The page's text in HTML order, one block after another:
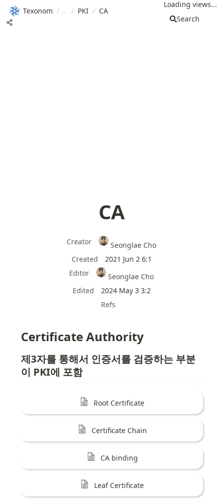
Texonom / / PKI / CA
Loading views...
Search
CA
Creator
Seonglae Cho
Created
2021 Jun 2 6:1
Editor
Seonglae Cho
Edited
2024 May 3 3:2
Refs
Certificate Authority
제3자를 통해서 인증서를 검증하는 부분
이 PKI에 포함
Root Certificate
Certificate Chain
CA binding
Leaf Certificate